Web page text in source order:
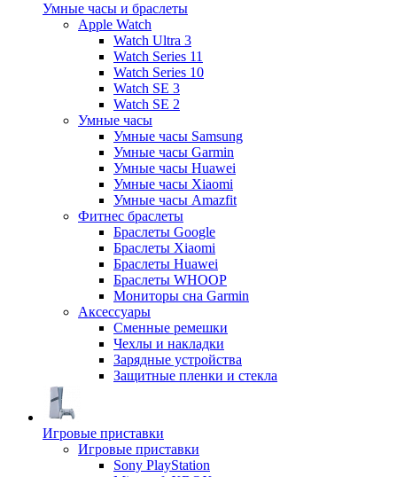
Умные часы и браслеты
Apple Watch
Watch Ultra 3
Watch Series 11
Watch Series 10
Watch SE 3
Watch SE 2
Умные часы
Умные часы Samsung
Умные часы Garmin
Умные часы Huawei
Умные часы Xiaomi
Умные часы Amazfit
Фитнес браслеты
Браслеты Google
Браслеты Xiaomi
Браслеты Huawei
Браслеты WHOOP
Мониторы сна Garmin
Аксессуары
Сменные ремешки
Чехлы и накладки
Зарядные устройства
Защитные пленки и стекла
Игровые приставки
Игровые приставки
Sony PlayStation